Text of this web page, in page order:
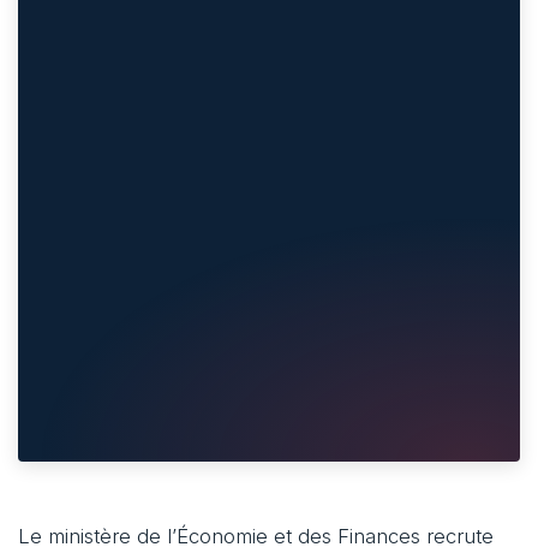
Le ministère de l’Économie et des Finances recrute